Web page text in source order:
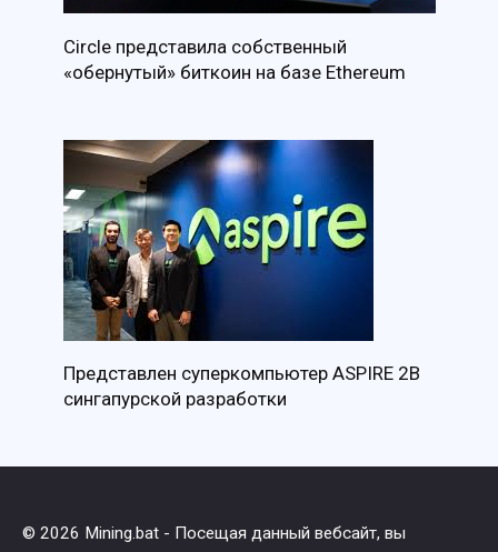
Circle представила собственный
«обернутый» биткоин на базе Ethereum
Представлен суперкомпьютер ASPIRE 2B
сингапурской разработки
© 2026 Mining.bat - Посещая данный вебсайт, вы